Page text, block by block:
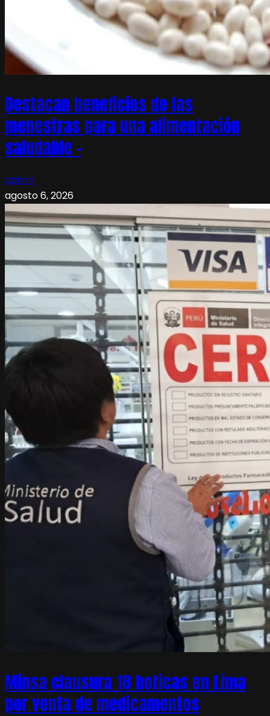
Destacan beneficios de las
menestras para una alimentación
saludable –
admin
agosto 6, 2026
Minsa clausura 18 boticas en Lima
por venta de medicamentos